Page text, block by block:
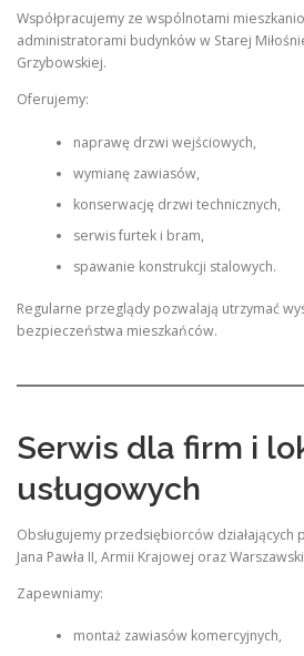
Współpracujemy ze wspólnotami
administratorami budynków w Starej
Grzybowskiej.
Oferujemy:
naprawę drzwi wejściowych,
wymianę zawiasów,
konserwację drzwi technicznych,
serwis furtek i bram,
spawanie konstrukcji stalowych.
Regularne przeglądy pozwalają utrzymać
bezpieczeństwa mieszkańców.
Serwis dla firm i
usługowych
Obsługujemy przedsiębiorców działających
Jana Pawła II, Armii Krajowej oraz
Zapewniamy:
montaż zawiasów komercyjnych,